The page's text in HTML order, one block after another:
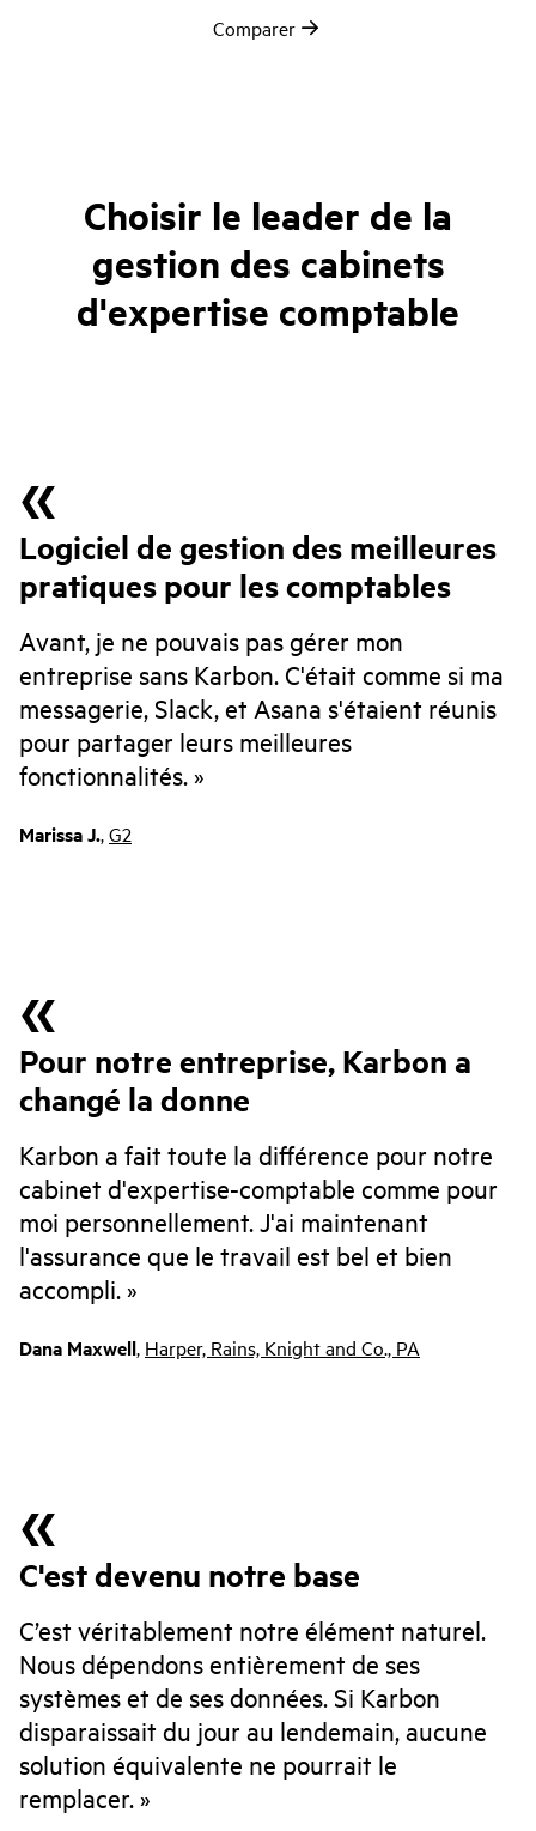
Comparer
Choisir le leader de la
gestion des cabinets
d'expertise comptable
Logiciel de gestion des meilleures
pratiques pour les comptables
Avant, je ne pouvais pas gérer mon
entreprise sans Karbon. C'était comme si ma
messagerie, Slack, et Asana s'étaient réunis
pour partager leurs meilleures
fonctionnalités.
Marissa J.,G2
Pour notre entreprise, Karbon a
changé la donne
Karbon a fait toute la différence pour notre
cabinet d'expertise-comptable comme pour
moi personnellement. J'ai maintenant
l'assurance que le travail est bel et bien
accompli.
Dana Maxwell, Harper, Rains, Knight and Co., PA
C'est devenu notre base
C’est véritablement notre élément naturel.
Nous dépendons entièrement de ses
systèmes et de ses données. Si Karbon
disparaissait du jour au lendemain, aucune
solution équivalente ne pourrait le
remplacer.